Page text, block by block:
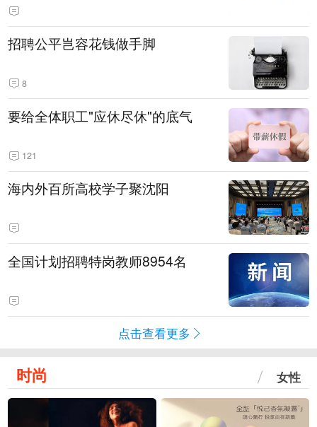
招聘公平岂容花钱做手脚
8
要给全体职工"应休尽休"的底气
121
海内外百所高校学子聚沈阳
全国计划招聘特岗教师8954名
点击查看更多
时尚 女性